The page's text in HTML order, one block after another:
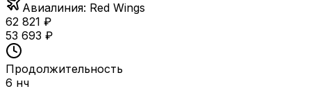
Авиалиния: Red Wings
62 821 ₽
53 693 ₽
Продолжительность
6 нч